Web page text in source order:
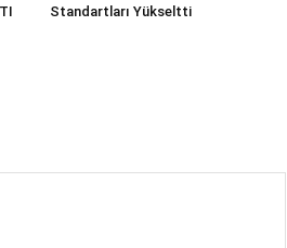
Standartları Yükseltti